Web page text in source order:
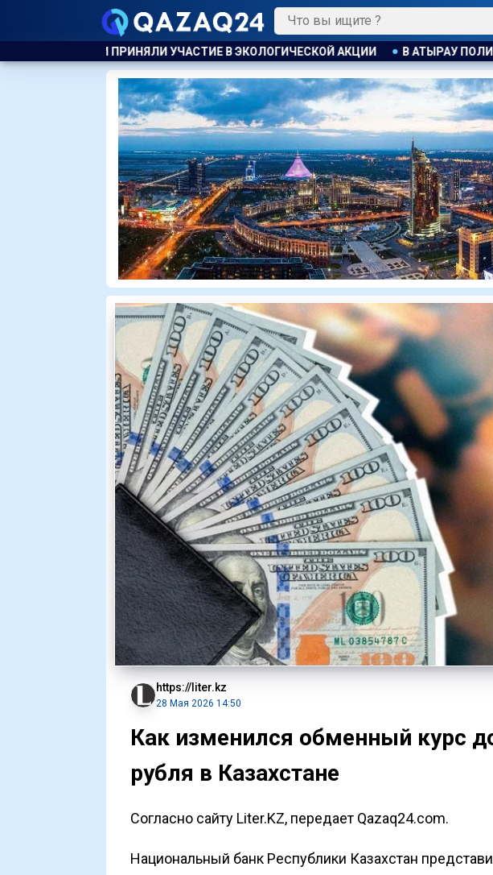
В ЭКОЛОГИЧЕСКОЙ АКЦИИ В АТЫРАУ ПОЛИЦЕЙСКИЙ ЭВАКУИРОВАЛ ЖИТЕЛЕЙ
https://liter.kz
28 Мая 2026 14:50
Как изменился обменный курс
рубля в Казахстане
Согласно сайту Liter.KZ, передает Qazaq24.com.
Национальный банк Республики Казахстан